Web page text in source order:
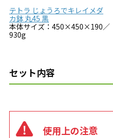
テトラ じょうろでキレイメダ
カ鉢 丸45 黒
本体サイズ：450×450×190／
930g
セット内容
使用上の注意